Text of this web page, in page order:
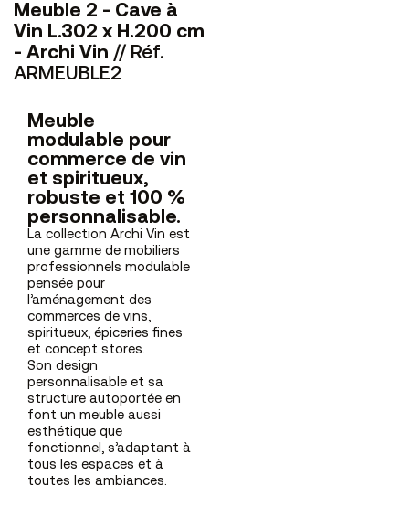
Meuble 2 - Cave à
Vin L.302 x H.200 cm
- Archi Vin // Réf.
ARMEUBLE2
Meuble
modulable pour
commerce de vin
et spiritueux,
robuste et 100 %
personnalisable.
La collection Archi Vin est
une gamme de mobiliers
professionnels modulable
pensée pour
l’aménagement des
commerces de vins,
spiritueux, épiceries fines
et concept stores.
Son design
personnalisable et sa
structure autoportée en
font un meuble aussi
esthétique que
fonctionnel, s’adaptant à
tous les espaces et à
toutes les ambiances.